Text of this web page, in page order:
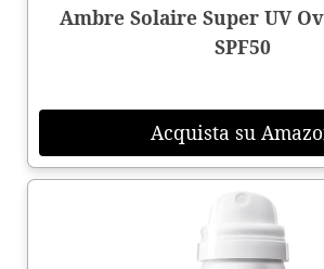
Ambre Solaire Super UV
SPF50
Acquista su